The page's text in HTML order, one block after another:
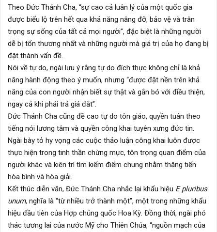
Theo Đức Thánh Cha, “sự cao cả luân lý của một quốc gia
được biểu lộ trên hết qua khả năng nâng đỡ, bảo vệ và trân
trọng sự sống của tất cả mọi người”, đặc biệt là những người
dễ bị tổn thương nhất và những người mà giá trị của họ đang bị
đặt thành vấn đề.
Nói về tự do, ngài lưu ý rằng tự do đích thực không chỉ là khả
năng hành động theo ý muốn, nhưng “được đặt nền trên khả
năng của con người nhận biết sự thật và gắn bó với điều thiện,
ngay cả khi phải trả giá đắt”.
Đức Thánh Cha cũng đề cao tự do tôn giáo, quyền tuân theo
tiếng nói lương tâm và quyền công khai tuyên xưng đức tin.
Ngài bày tỏ hy vọng các cuộc thảo luận công khai luôn được
thực hiện trong tinh thần chừng mực, tôn trọng quan điểm của
người khác và kiên trì tìm kiếm điểm chung nhằm thăng tiến
hòa bình và hòa giải.
Kết thúc diễn văn, Đức Thánh Cha nhắc lại khẩu hiệu E pluribus
unum, nghĩa là “từ nhiều trở thành một”, một trong những khẩu
hiệu đầu tiên của Hợp chủng quốc Hoa Kỳ. Đồng thời, ngài phó
thác tương lai của nước Mỹ cho Thiên Chúa, “nguồn mạch của